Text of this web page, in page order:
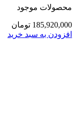
محصولات موجود
185,920,000 تومان
افزودن به سبد خرید